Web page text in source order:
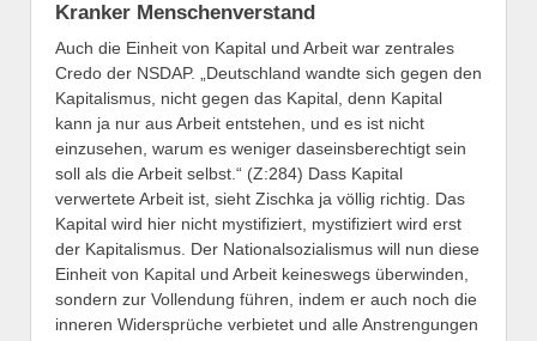
Kranker Menschenverstand
Auch die Einheit von Kapital und Arbeit war zentrales
Credo der NSDAP. „Deutschland wandte sich gegen den
Kapitalismus, nicht gegen das Kapital, denn Kapital
kann ja nur aus Arbeit entstehen, und es ist nicht
einzusehen, warum es weniger daseinsberechtigt sein
soll als die Arbeit selbst.“ (Z:284) Dass Kapital
verwertete Arbeit ist, sieht Zischka ja völlig richtig. Das
Kapital wird hier nicht mystifiziert, mystifiziert wird erst
der Kapitalismus. Der Nationalsozialismus will nun diese
Einheit von Kapital und Arbeit keineswegs überwinden,
sondern zur Vollendung führen, indem er auch noch die
inneren Widersprüche verbietet und alle Anstrengungen